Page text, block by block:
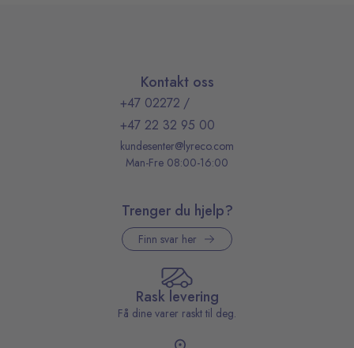
Kontakt oss
+47 02272 /
+47 22 32 95 00
kundesenter@lyreco.com
Man-Fre 08:00-16:00
Trenger du hjelp?
Finn svar her
Rask levering
Få dine varer raskt til deg.